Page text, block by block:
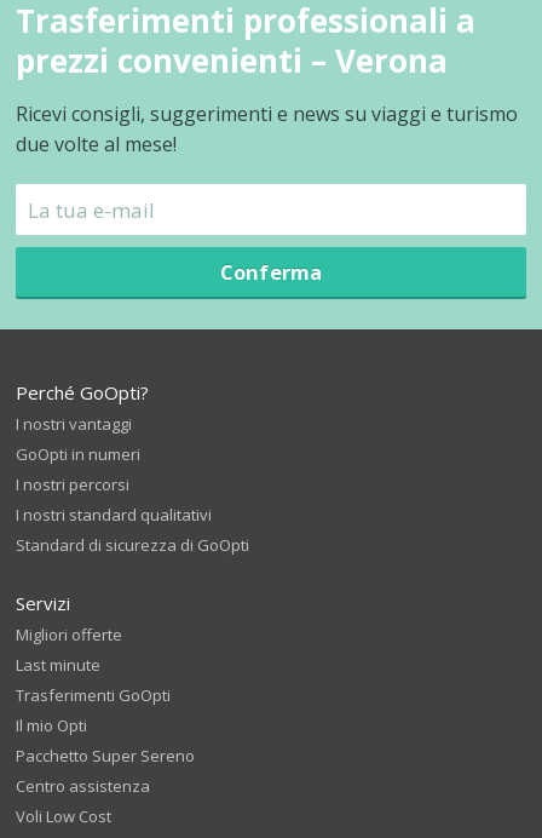
Trasferimenti professionali a
prezzi convenienti – Verona
Ricevi consigli, suggerimenti e news su viaggi e turismo
due volte al mese!
Conferma
Perché GoOpti?
I nostri vantaggi
GoOpti in numeri
I nostri percorsi
I nostri standard qualitativi
Standard di sicurezza di GoOpti
Servizi
Migliori offerte
Last minute
Trasferimenti GoOpti
Il mio Opti
Pacchetto Super Sereno
Centro assistenza
Voli Low Cost